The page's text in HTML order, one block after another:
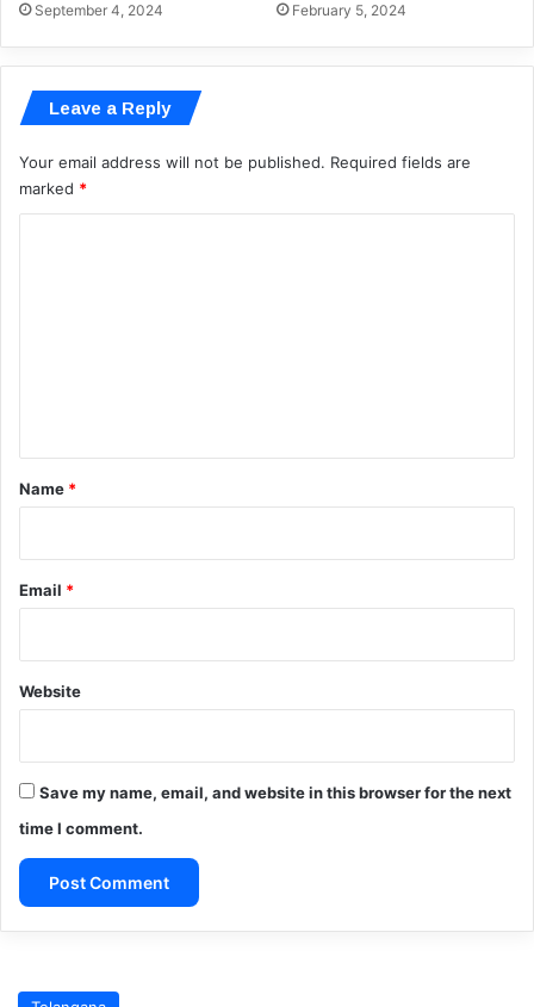
September 4, 2024 February 5, 2024
Leave a Reply
Your email address will not be published. Required fields are
marked *
*
Name *
Email *
Website
Save my name, email, and website in this browser for the next
time I comment.
t